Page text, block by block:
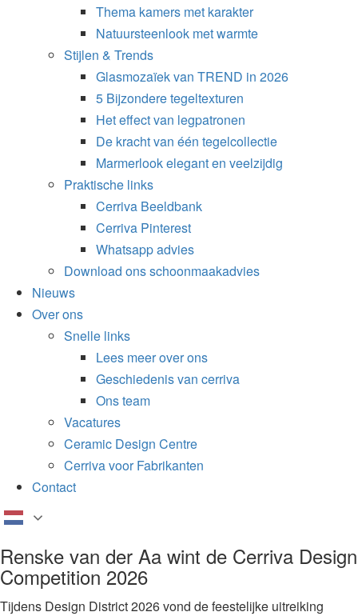
Thema kamers met karakter
Natuursteenlook met warmte
Stijlen & Trends
Glasmozaïek van TREND in 2026
5 Bijzondere tegeltexturen
Het effect van legpatronen
De kracht van één tegelcollectie
Marmerlook elegant en veelzijdig
Praktische links
Cerriva Beeldbank
Cerriva Pinterest
Whatsapp advies
Download ons schoonmaakadvies
Nieuws
Over ons
Snelle links
Lees meer over ons
Geschiedenis van cerriva
Ons team
Vacatures
Ceramic Design Centre
Cerriva voor Fabrikanten
Contact
Renske van der Aa wint de Cerriva Design
Competition 2026
Tijdens Design District 2026 vond de feestelijke uitreiking